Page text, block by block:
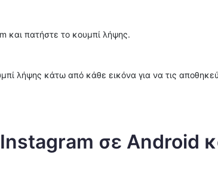
και πατήστε το κουμπί λήψης.
λήψης κάτω από κάθε εικόνα για να τις
σε Android